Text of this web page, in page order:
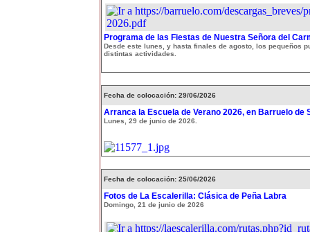
Programa de las Fiestas de Nuestra Señora del
Desde este lunes, y hasta finales de agosto, los pequeños
distintas actividades.
Fecha de colocación: 29/06/2026
Arranca la Escuela de Verano 2026, en Barruelo de
Lunes, 29 de junio de 2026.
Fecha de colocación: 25/06/2026
Fotos de La Escalerilla: Clásica de Peña Labra
Domingo, 21 de junio de 2026